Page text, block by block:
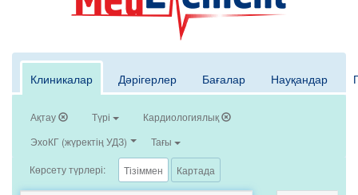
Клиникалар Дәрігерлер Бағалар Науқандар
Ақтау Түрі
Кардиологиялық
ЭхоКГ (жүректің УДЗ)
Тағы
Көрсету түрлері: Тізіммен Картада